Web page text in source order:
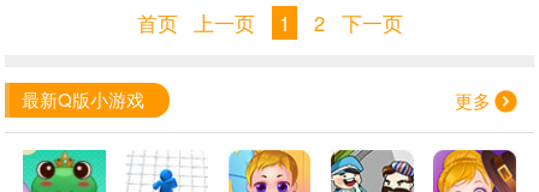
首页 上一页 1 2 下一页
最新Q版小游戏 更多